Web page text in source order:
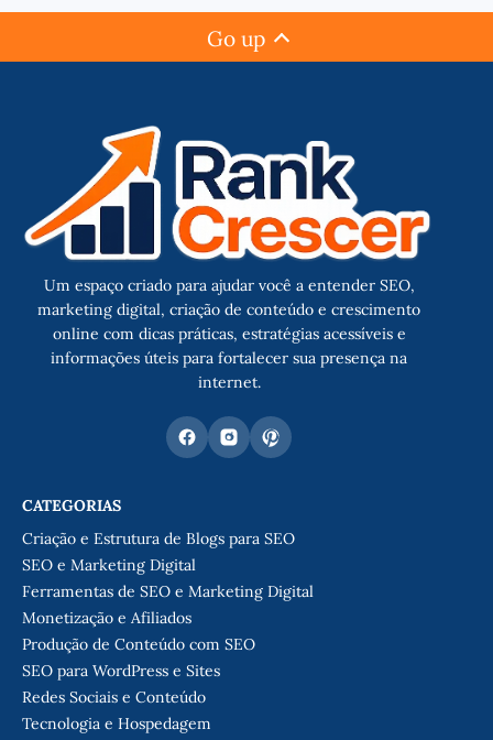
Go up
Um espaço criado para ajudar você a entender SEO,
marketing digital, criação de conteúdo e crescimento
online com dicas práticas, estratégias acessíveis e
informações úteis para fortalecer sua presença na
internet.
CATEGORIAS
Criação e Estrutura de Blogs para SEO
SEO e Marketing Digital
Ferramentas de SEO e Marketing Digital
Monetização e Afiliados
Produção de Conteúdo com SEO
SEO para WordPress e Sites
Redes Sociais e Conteúdo
Tecnologia e Hospedagem